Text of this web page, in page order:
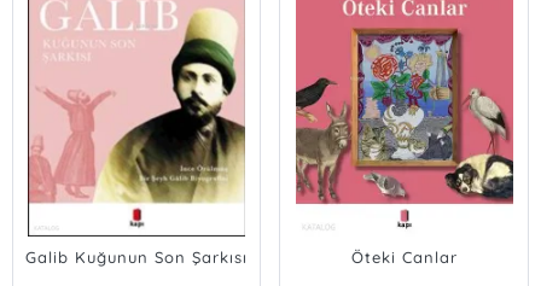
Galib Kuğunun Son Şarkısı Öteki Canlar